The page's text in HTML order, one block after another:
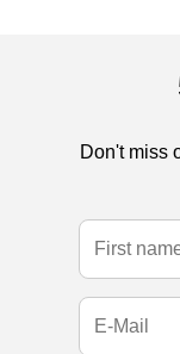
Don't miss